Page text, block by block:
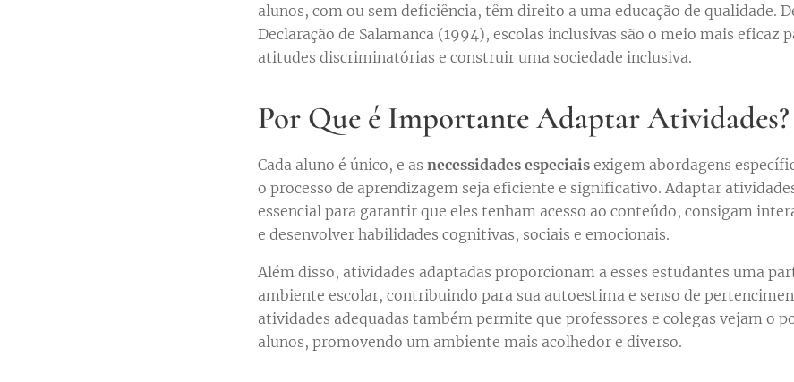
alunos, com ou sem deficiência, têm direito a uma educação de qualidade.
Declaração de Salamanca (1994), escolas inclusivas são o meio mais eficaz
atitudes discriminatórias e construir uma sociedade inclusiva.
Por Que é Importante Adaptar Atividades?
Cada aluno é único, e as necessidades especiaisexigem abordagens
o processo de aprendizagem seja eficiente e significativo. Adaptar
essencial para garantir que eles tenham acesso ao conteúdo, consigam
e desenvolver habilidades cognitivas, sociais e emocionais.
Além disso, atividades adaptadas proporcionam a esses estudantes uma
ambiente escolar, contribuindo para sua autoestima e senso de
atividades adequadas também permite que professores e colegas vejam o
alunos, promovendo um ambiente mais acolhedor e diverso.